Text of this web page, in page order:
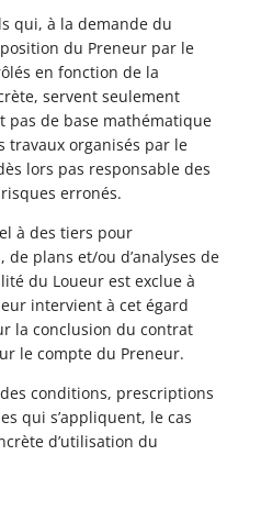
qui, à la demande du
du Preneur par le
en fonction de la
servent seulement
pas de base mathématique
travaux organisés par le
lors pas responsable des
erronés.
à des tiers pour
de plans et/ou d’analyses de
du Loueur est exclue à
intervient à cet égard
la conclusion du contrat
le compte du Preneur.
conditions, prescriptions
qui s’appliquent, le cas
d’utilisation du